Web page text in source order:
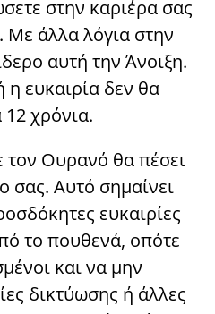
στην καριέρα σας
άλλα λόγια στην
αυτή την Άνοιξη.
η ευκαιρία δεν θα
12 χρόνια.
τον Ουρανό θα πέσει
σας. Αυτό σημαίνει
ευκαιρίες
το πουθενά, οπότε
και να μην
δικτύωσης ή άλλες